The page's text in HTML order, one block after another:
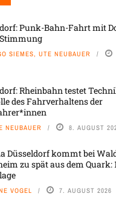
Punk-Bahn-Fahrt mit
SIEMES, UTE NEUBAUER
Rheinbahn testet
des Fahrverhaltens der
NEUBAUER 8. AUGUST
Düsseldorf kommt bei
zu spät aus dem Quark:
VOGEL 7. AUGUST 2026